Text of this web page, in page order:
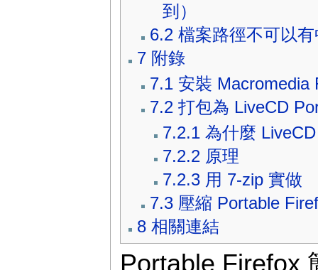
到）
6.2 檔案路徑不可以
7 附錄
7.1 安裝 Macromedia
7.2 打包為 LiveCD
7.2.1 為什麼
7.2.2 原理
7.2.3 用 7-zip 實做
7.3 壓縮 Portable
8 相關連結
Portable Firefox